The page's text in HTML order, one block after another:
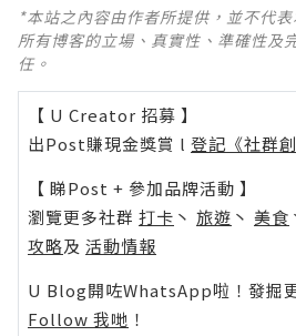
*本站之內容由作者所提供，並不代
所有博客的立場、真實性、準確性及
任。
【 U Creator 招募 】
出Post賺現金獎賞 l 登記《社群
【 睇Post + 參加品牌活動 】
瀏覽更多社群 打卡 丶 旅遊 丶 美食
攻略及 活動情報
U Blog開咗WhatsApp啦！發掘
Follow 我哋 ！